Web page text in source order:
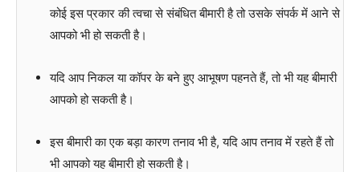
कोई इस प्रकार की त्वचा से संबंधित बीमारी है तो उसके संपर्क में आने से
आपको भी हो सकती है।
यदि आप निकल या कॉपर के बने हुए आभूषण पहनते हैं, तो भी यह बीमारी
आपको हो सकती है।
इस बीमारी का एक बड़ा कारण तनाव भी है, यदि आप तनाव में रहते हैं तो
भी आपको यह बीमारी हो सकती है।